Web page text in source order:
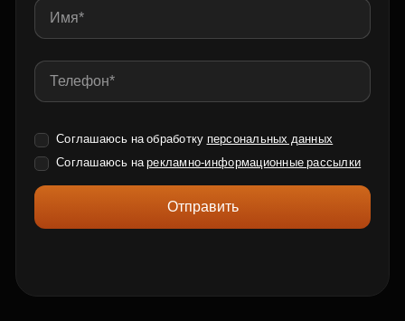
Соглашаюсь на обработку персональных данных
Соглашаюсь нарекламно-информационные рассылки
Отправить